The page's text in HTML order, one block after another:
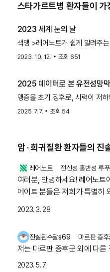
스타가르트병 환자들이 가
2023 세계 눈의 날
색맹 >레어노트가 쉽게 알려주
증후군 >레어노트가 쉽게 알려
2023. 10. 12. 조회 651
2025 데이터로 본 유전성망
맹증을 초기 징후로, 시력이 저
대표적으로 망막색소변성증, 스
2025. 7. 7. 조회 54
암 · 희귀질환 환자들의 진
레어노트 전신성 홍반성 루
여러분, 안녕하세요! 레어노트
메이트 분들은 저희가 특별히
합니다. 아래 구글 폼을 통해
https://forms.gle/o4ETPdsTwgAc38jz8 Q. 레어메
이 있을까요? - 내가 쓴 게시
들이 볼 수 있습니다. - 레어메
2023. 3. 28.
진실된수달s69 마르판 증
저는 마르판 증후군 외에 다른
2023. 5. 7.